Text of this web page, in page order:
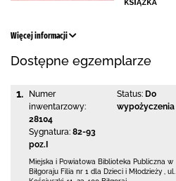
Więcej informacji
Dostępne egzemplarze
1.
Numer
inwentarzowy:
28104
Sygnatura: 82-93
poz.I
Status: Do
wypożyczenia
Miejska i Powiatowa Biblioteka Publiczna w
Biłgoraju Filia nr 1 dla Dzieci i Młodzieży
ul.